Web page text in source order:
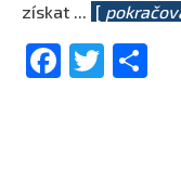
získat ... [